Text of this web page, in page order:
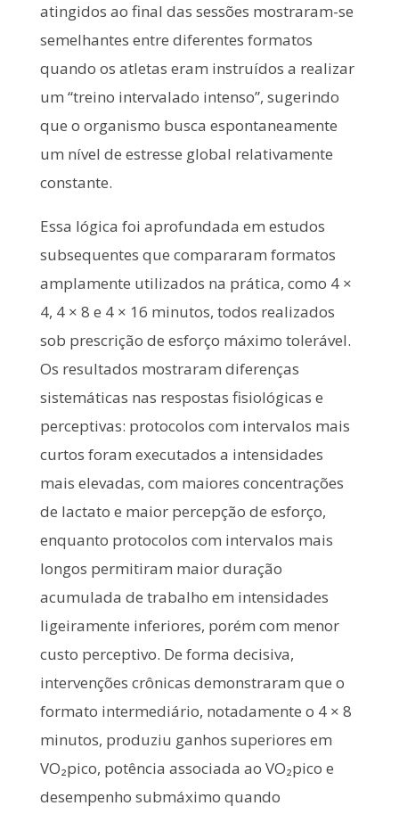
atingidos ao final das sessões mostraram-se
semelhantes entre diferentes formatos
quando os atletas eram instruídos a realizar
um “treino intervalado intenso”, sugerindo
que o organismo busca espontaneamente
um nível de estresse global relativamente
constante.
Essa lógica foi aprofundada em estudos
subsequentes que compararam formatos
amplamente utilizados na prática, como 4 ×
4, 4 × 8 e 4 × 16 minutos, todos realizados
sob prescrição de esforço máximo tolerável.
Os resultados mostraram diferenças
sistemáticas nas respostas fisiológicas e
perceptivas: protocolos com intervalos mais
curtos foram executados a intensidades
mais elevadas, com maiores concentrações
de lactato e maior percepção de esforço,
enquanto protocolos com intervalos mais
longos permitiram maior duração
acumulada de trabalho em intensidades
ligeiramente inferiores, porém com menor
custo perceptivo. De forma decisiva,
intervenções crônicas demonstraram que o
formato intermediário, notadamente o 4 × 8
minutos, produziu ganhos superiores em
VO₂pico, potência associada ao VO₂pico e
desempenho submáximo quando